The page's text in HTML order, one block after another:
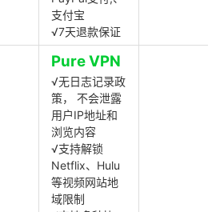
支付宝
√7天退款保证
Pure VPN
√无日志记录政
策， 不会泄露
用户IP地址和
浏览内容
√支持解锁
Netflix、Hulu
等视频网站地
域限制